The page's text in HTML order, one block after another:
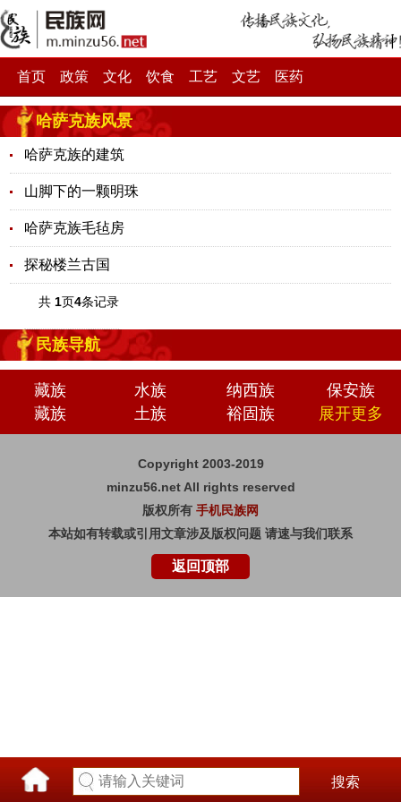
首页 政策 文化 饮食 工艺 文艺 医药
哈萨克族风景
哈萨克族的建筑
山脚下的一颗明珠
哈萨克族毛毡房
探秘楼兰古国
共 1页4条记录
民族导航
藏族 水族 纳西族
保安族
藏族
土族 裕固族 展开更多
Copyright 2003-2019
minzu56.net All rights reserved
版权所有 手机民族网
本站如有转载或引用文章涉及版权问题 请速与我们联系
返回顶部
搜索